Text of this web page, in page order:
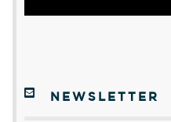
NEWSLETTER